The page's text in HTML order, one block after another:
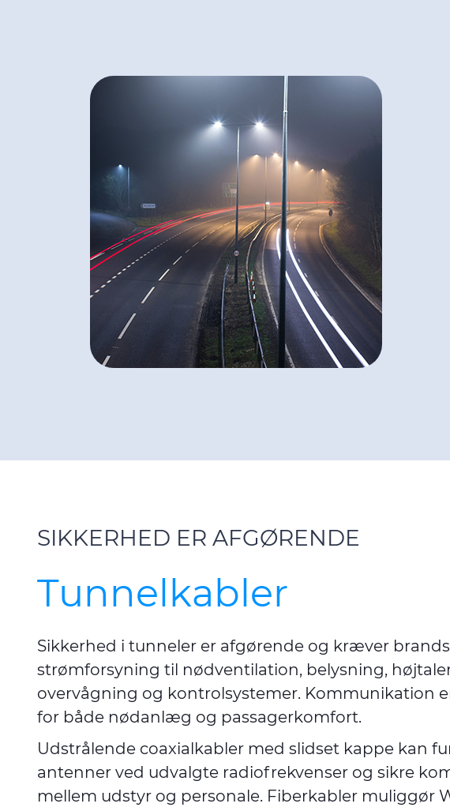
SIKKERHED ER AFGØRENDE
Tunnelkabler
Sikkerhed i tunneler er afgørende og kræver
strømforsyning til nødventilation, belysning,
overvågning og kontrolsystemer. Kommunikation
for både nødanlæg og passagerkomfort.
Udstrålende coaxialkabler med slidset kappe kan
antenner ved udvalgte radiofrekvenser og sikre
mellem udstyr og personale. Fiberkabler muliggør